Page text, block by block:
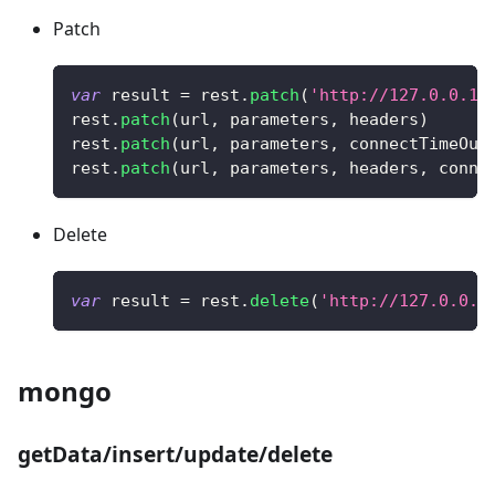
Patch
var result = rest . patch ( 'http://
rest . patch (url , parameters , headers)
rest . patch (url , parameters , connectTimeOut
rest . patch (url , parameters , headers ,
Delete
var result = rest . delete( 'http://
mongo
getData/insert/update/delete